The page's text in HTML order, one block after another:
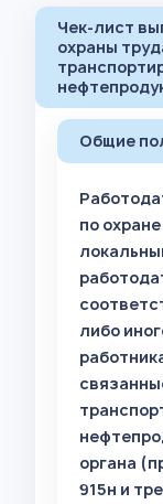
Чек-лист
охраны
Общие
по
либо
органа
915н и